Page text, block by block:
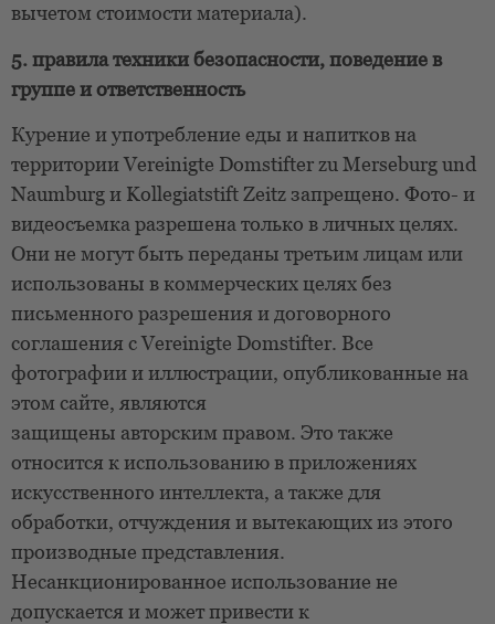
вычетом стоимости материала).
5. правила техники безопасности, поведение в
группе и ответственность
Курение и употребление еды и напитков на
территории Vereinigte Domstifter zu Merseburg und
Naumburg и Kollegiatstift Zeitz запрещено. Фото- и
видеосъемка разрешена только в личных целях.
Они не могут быть переданы третьим лицам или
использованы в коммерческих целях без
письменного разрешения и договорного
соглашения с Vereinigte Domstifter. Все
фотографии и иллюстрации, опубликованные на
этом сайте, являются
защищены авторским правом. Это также
относится к использованию в приложениях
искусственного интеллекта, а также для
обработки, отчуждения и вытекающих из этого
производные представления.
Несанкционированное использование не
допускается и может привести к